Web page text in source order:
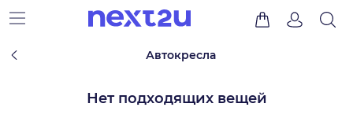
Автокресла
Нет подходящих вещей